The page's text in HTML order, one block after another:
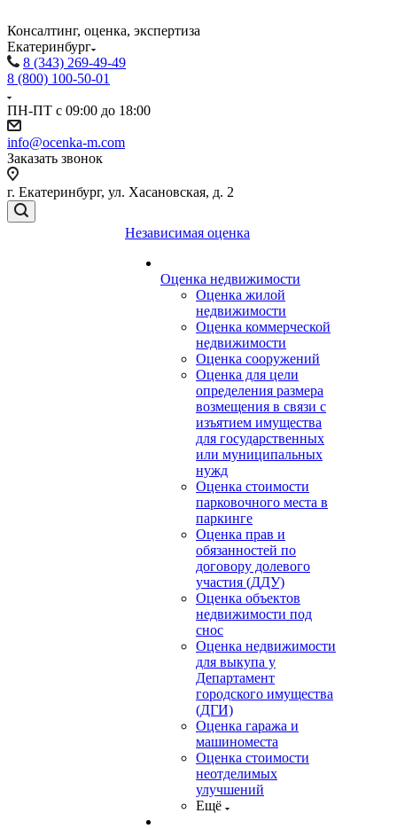
Консалтинг, оценка, экспертиза
Екатеринбург
8 (343) 269-49-49
8 (800) 100-50-01
ПН-ПТ с 09:00 до 18:00
info@ocenka-m.com
Заказать звонок
г. Екатеринбург, ул. Хасановская, д. 2
Независимая оценка
Оценка недвижимости
Оценка жилой
недвижимости
Оценка коммерческой
недвижимости
Оценка сооружений
Оценка для цели
определения размера
возмещения в связи с
изъятием имущества
для государственных
или муниципальных
нужд
Оценка стоимости
парковочного места в
паркинге
Оценка прав и
обязанностей по
договору долевого
участия (ДДУ)
Оценка объектов
недвижимости под
снос
Оценка недвижимости
для выкупа у
Департамент
городского имущества
(ДГИ)
Оценка гаража и
машиноместа
Оценка стоимости
неотделимых
улучшений
Ещё